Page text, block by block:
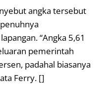
angka tersebut
“Angka 5,61
pemerintah
padahal biasanya
Ferry. []